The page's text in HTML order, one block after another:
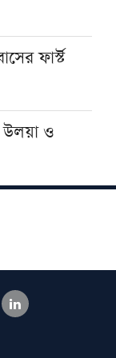
ফার্স্ট
ও
আকিদা
নাটোরের